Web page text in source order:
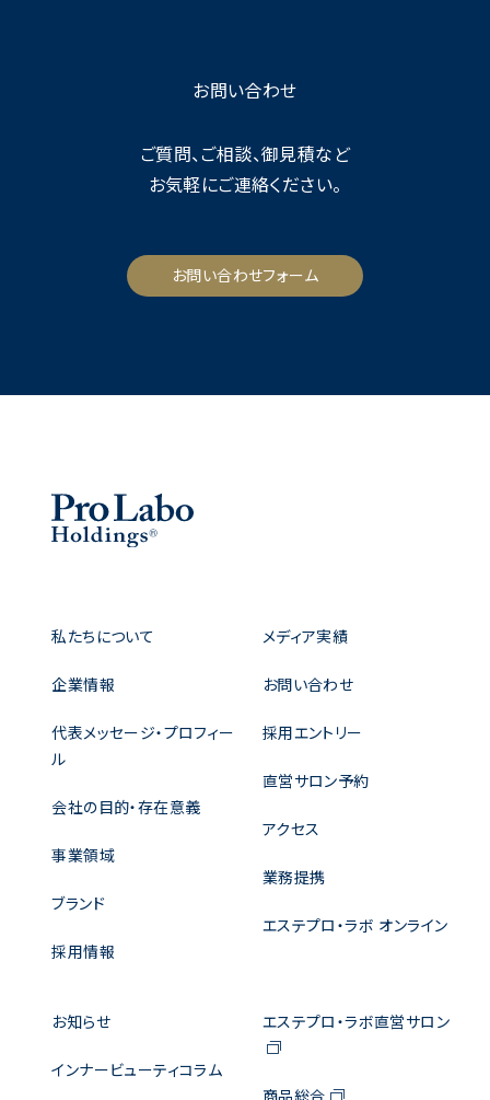
お問い合わせ
ご質問、ご相談、御見積など
お気軽にご連絡ください。
お問い合わせフォーム
私たちについて
企業情報
代表メッセージ・プロフィー
ル
会社の目的・存在意義
事業領域
ブランド
採用情報
メディア実績
お問い合わせ
採用エントリー
直営サロン予約
アクセス
業務提携
エステプロ・ラボ オンライン
お知らせ
インナービューティコラム
エステプロ・ラボ直営サロン